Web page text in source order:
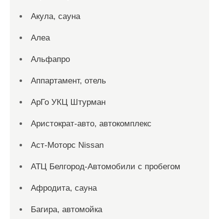
Акула, сауна
Алеа
Альфапро
Аппартамент, отель
АрГо УКЦ Штурман
Аристократ-авто, автокомплекс
Аст-Моторс Nissan
АТЦ Белгород-Автомобили с пробегом
Афродита, сауна
Багира, автомойка